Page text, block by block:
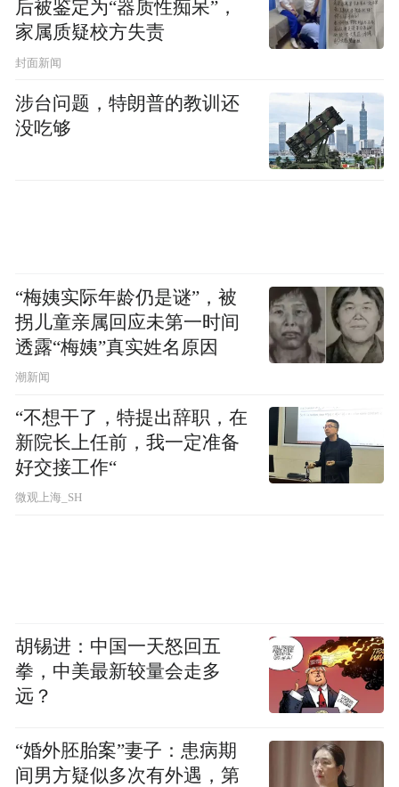
容、了解中国的优质平台，进一步拓宽了 “福
地句容” 境外传播渠道，提升了城市国际知名
度与影响力。句容市委宣传部业务负责人介
绍，下一步，句容将持续开展形式多样的国
际交流活动，以文化为桥、以风景为媒，向
世界讲好句容故事、传播句容声音，让更多
国际友人认识句容、走进句容、爱上句容。
（通讯员：许鹏锋 尹季璇）
pictures and audios if any) is uploaded and posted
by the user of Dafeng Hao, which is a social media
platform and merely provides information storage
space services.”
后被鉴定为“器质性痴呆”，
家属质疑校方失责
封面新闻
涉台问题，特朗普的教训还
没吃够
“梅姨实际年龄仍是谜”，被
拐儿童亲属回应未第一时间
透露“梅姨”真实姓名原因
潮新闻
“不想干了，特提出辞职，在
新院长上任前，我一定准备
好交接工作“
微观上海_SH
胡锡进：中国一天怒回五
拳，中美最新较量会走多
远？
“婚外胚胎案”妻子：患病期
间男方疑似多次有外遇，第